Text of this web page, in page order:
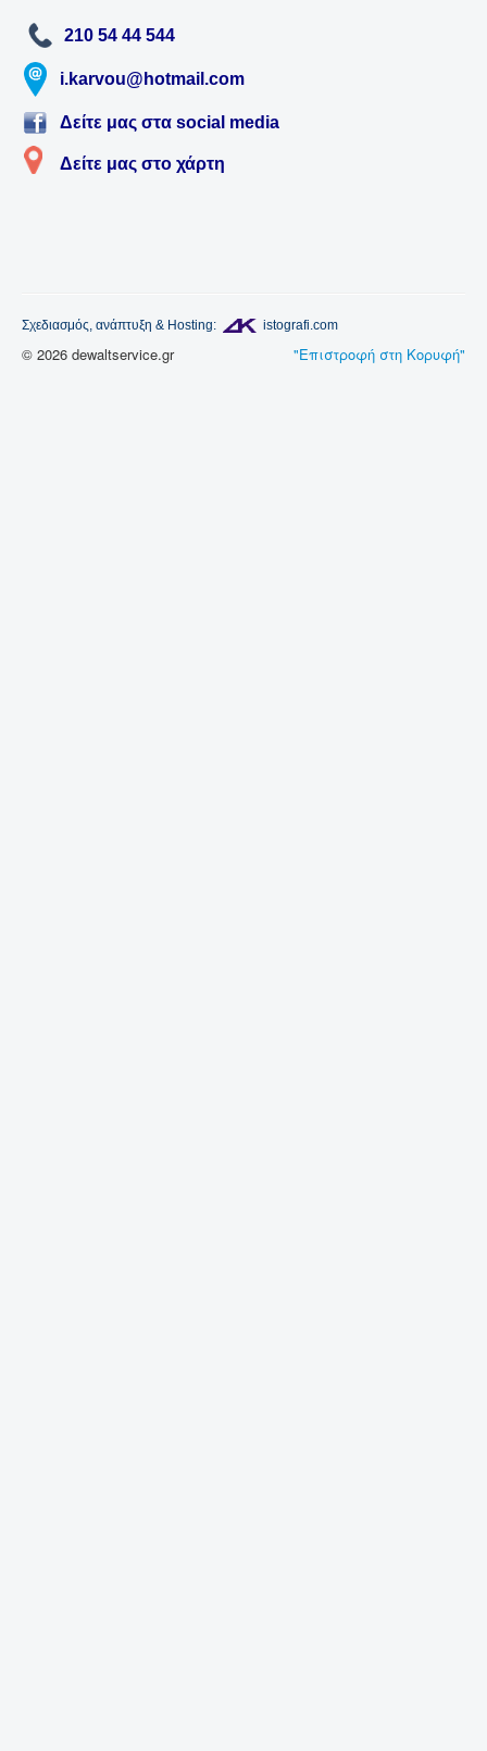
210 54 44 544
i.karvou@hotmail.com
Δείτε μας στα social media
Δείτε μας στο χάρτη
Σχεδιασμός, ανάπτυξη & Hosting: istografi.com
"Επιστροφή στη Κορυφή"
© 2026 dewaltservice.gr